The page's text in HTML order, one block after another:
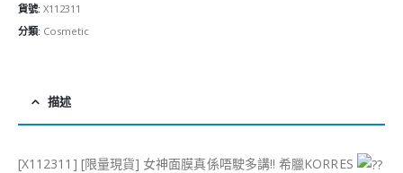
貨號: X112311
分類: Cosmetic
描述
[X112311] [限量現貨] 女神面膜真係唔駛多講!! 希臘KORRES